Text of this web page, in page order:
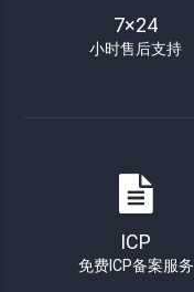
7×24
小时售后支持
ICP
免费ICP备案服务